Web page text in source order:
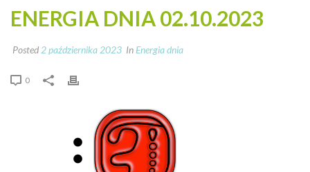
ENERGIA DNIA 02.10.2023
Posted 2 października 2023 In Energia dnia
0